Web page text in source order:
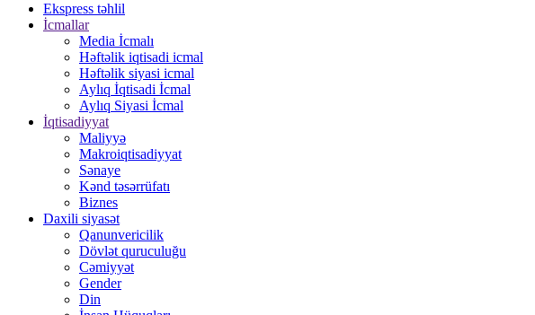
Ekspress təhlil
İcmallar
Media İcmalı
Həftəlik iqtisadi icmal
Həftəlik siyasi icmal
Aylıq İqtisadi İcmal
Aylıq Siyasi İcmal
İqtisadiyyat
Maliyyə
Makroiqtisadiyyat
Sənaye
Kənd təsərrüfatı
Biznes
Daxili siyasət
Qanunvericilik
Dövlət quruculuğu
Cəmiyyət
Gender
Din